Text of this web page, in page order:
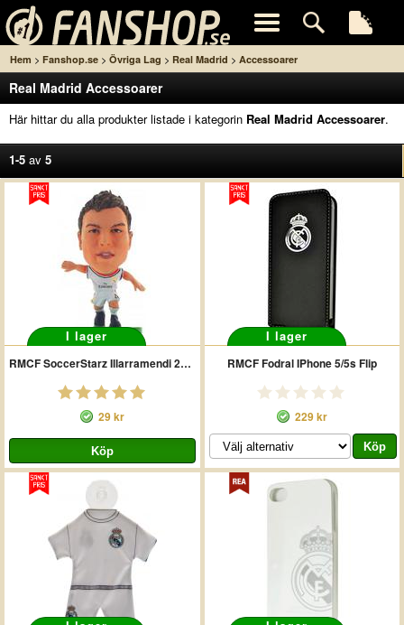
Hem > Fanshop.se > Övriga Lag > Real Madrid > Accessoarer
Real Madrid Accessoarer
Här hittar du alla produkter listade i kategorin Real Madrid Accessoarer.
1-5 av 5
I lager
RMCF SoccerStarz Illarramendi 2013-14
29 kr
I lager
RMCF Fodral IPhone 5/5s Flip
229 kr